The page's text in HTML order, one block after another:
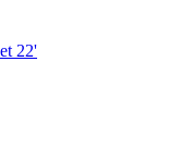
22'